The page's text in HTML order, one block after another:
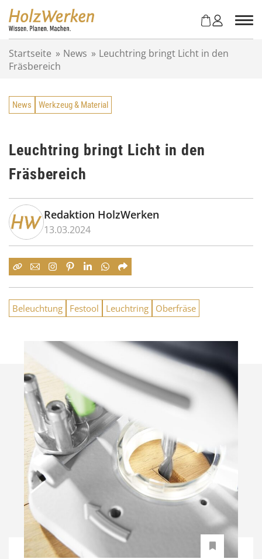
Startseite » News » Leuchtring bringt Licht in den
Fräsbereich
News Werkzeug & Material
Leuchtring bringt Licht in den
Fräsbereich
Redaktion HolzWerken
13.03.2024
Beleuchtung Festool Leuchtring Oberfräse